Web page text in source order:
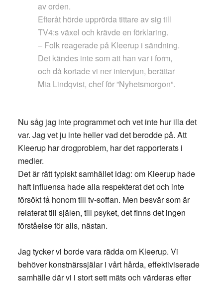
av orden.
Efteråt hörde upprörda tittare av sig till
TV4:s växel och krävde en förklaring.
– Folk reagerade på Kleerup i sändning.
Det kändes inte som att han var i form,
och då kortade vi ner intervjun, berättar
Mia Lindqvist, chef för ”Nyhetsmorgon”.
Nu såg jag inte programmet och vet inte hur illa det
var. Jag vet ju inte heller vad det berodde på. Att
Kleerup har drogproblem, har det rapporterats i
medier.
Det är rätt typiskt samhället idag: om Kleerup hade
haft influensa hade alla respekterat det och inte
försökt få honom till tv-soffan. Men besvär som är
relaterat till själen, till psyket, det finns det ingen
förståelse för alls, nästan.
Jag tycker vi borde vara rädda om Kleerup. Vi
behöver konstnärssjälar i vårt hårda, effektiviserade
samhälle där vi i stort sett mäts och värderas efter